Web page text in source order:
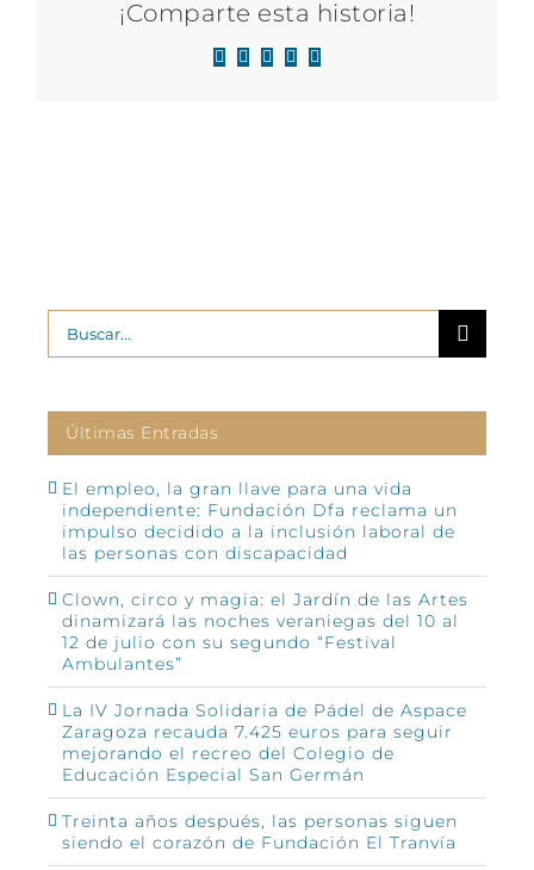
¡Comparte esta historia!
Facebook
X LinkedIn
WhatsApp
Correo
Buscar:
Últimas Entradas
El empleo, la gran llave para una vida
independiente: Fundación Dfa reclama un
impulso decidido a la inclusión laboral de
las personas con discapacidad
Clown, circo y magia: el Jardín de las Artes
dinamizará las noches veraniegas del 10 al
12 de julio con su segundo “Festival
Ambulantes”
La IV Jornada Solidaria de Pádel de Aspace
Zaragoza recauda 7.425 euros para seguir
mejorando el recreo del Colegio de
Educación Especial San Germán
Treinta años después, las personas siguen
siendo el corazón de Fundación El Tranvía